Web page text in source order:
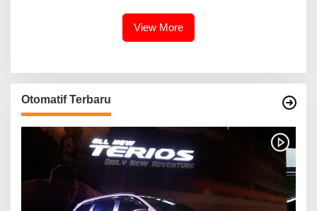
View More
Otomatif Terbaru